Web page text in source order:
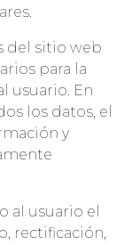
del sitio web
para la
usuario. En
los datos, el
y
al usuario el
rectificación,